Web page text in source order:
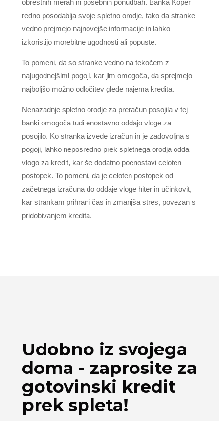
obrestnih merah in posebnih ponudbah. Banka Koper
redno posodablja svoje spletno orodje, tako da stranke
vedno prejmejo najnovejše informacije in lahko
izkoristijo morebitne ugodnosti ali popuste.
To pomeni, da so stranke vedno na tekočem z
najugodnejšimi pogoji, kar jim omogoča, da sprejmejo
najboljšo možno odločitev glede najema kredita.
Nenazadnje spletno orodje za preračun posojila v tej
banki omogoča tudi enostavno oddajo vloge za
posojilo. Ko stranka izvede izračun in je zadovoljna s
pogoji, lahko neposredno prek spletnega orodja odda
vlogo za kredit, kar še dodatno poenostavi celoten
postopek. To pomeni, da je celoten postopek od
začetnega izračuna do oddaje vloge hiter in učinkovit,
kar strankam prihrani čas in zmanjša stres, povezan s
pridobivanjem kredita.
Udobno iz svojega
doma - zaprosite za
gotovinski kredit
prek spleta!